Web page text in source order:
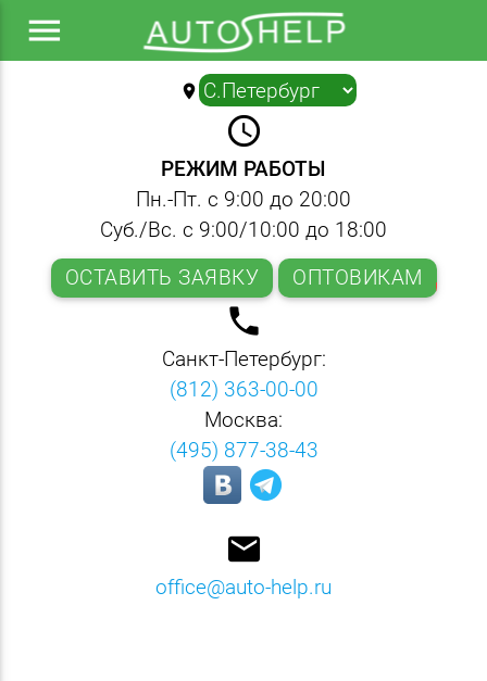
menu
location_on ▼
query_builder
РЕЖИМ РАБОТЫ
Пн.-Пт. с 9:00 до 20:00
Суб./Вс. с 9:00/10:00 до 18:00
ОСТАВИТЬ ЗАЯВКУ
ОПТОВИКАМ
local_phone
Санкт-Петербург:
(812) 363-00-00
Москва:
(495) 877-38-43
email
office@auto-help.ru